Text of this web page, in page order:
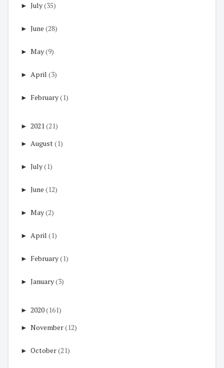
► July(35)
► June (28)
► May(9)
► April (3)
► February(1)
► 2021 (21)
► August(1)
► July(1)
► June (12)
► May(2)
► April (1)
► February(1)
► January(3)
► 2020(161)
► November(12)
► October(21)